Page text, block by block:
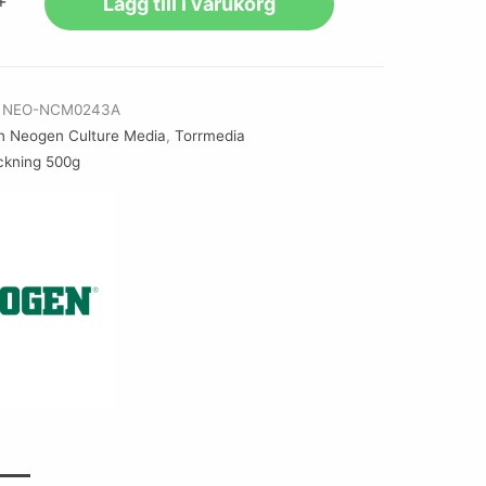
NEO-NCM0243A
Neogen Culture Media, Torrmedia
500g